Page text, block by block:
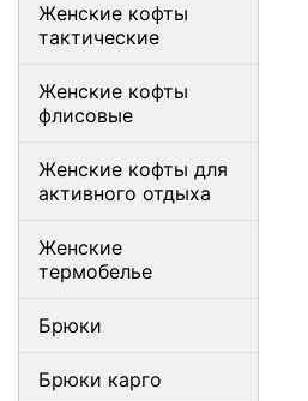
Женские кофты
тактические
Женские кофты
флисовые
Женские кофты для
активного отдыха
Женские
термобелье
Брюки
Брюки карго